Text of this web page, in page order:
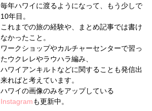
毎年ハワイに渡るようになって、もう少しで
10年目。
これまでの旅の経験や、まとめ記事では書け
なかったこと。
ワークショップやカルチャーセンターで習っ
たウクレレやラウハラ編み、
ハワイアンキルトなどに関することも発信出
来ればと考えています。
ハワイの画像のみをアップしている
Instagramも更新中。